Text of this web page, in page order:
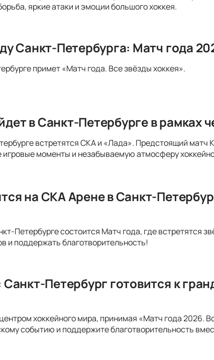
яркие атаки и эмоции большого хоккея.
Санкт-Петербурга: Матч года
примет «Матч года. Все звёзды хоккея».
в Санкт-Петербурге в рамках
встретятся СКА и «Лада». Предстоящий матч
моменты и незабываемую атмосферу
на СКА Арене в Санкт-
Петербурге состоится Матч года, где встретятся
и поддержать благотворительность!
Санкт-Петербург готовится к
хоккейного мира, принимая «Матч года 2026.
событию и поддержите благотворительность